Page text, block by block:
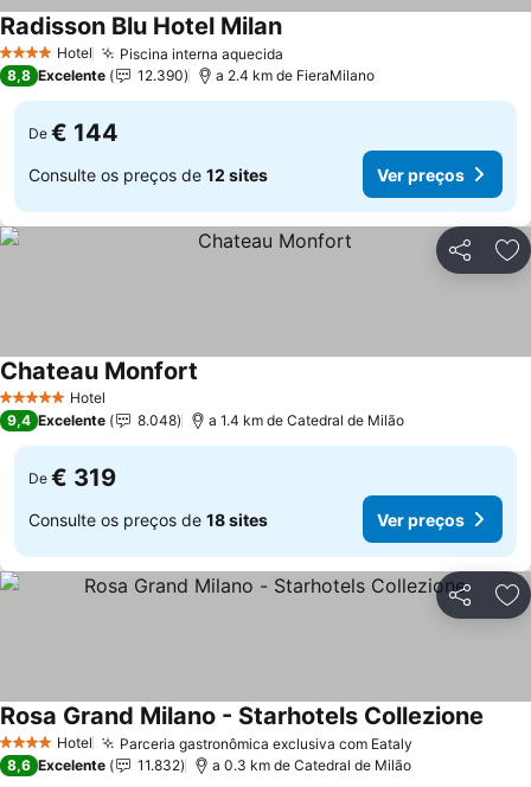
4 EstrelasHotel Piscina interna aquecida
Radisson Blu Hotel MilanVer preços
8,8 Excelente 12.390 a 2.4 km de FieraMilano
De € 144
Consulte os preços de 12 sites Ver preços
Partilhar
5 Estrelas Hotel
Chateau Monfort
9,4 Excelente 8.048 a 1.4 km de Catedral de Milão
De € 319
Consulte os preços de 18 sites Ver preços
Partilhar
4 EstrelasHotel Parceria gastronômica exclusiva com Eataly
Rosa Grand Milano - Starhotels Collezione
8,6 Excelente 11.832 a 0.3 km de Catedral de Milão